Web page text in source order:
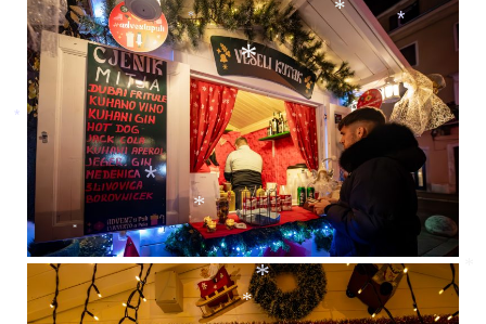
*
*
*
*
*
*
*
*
*